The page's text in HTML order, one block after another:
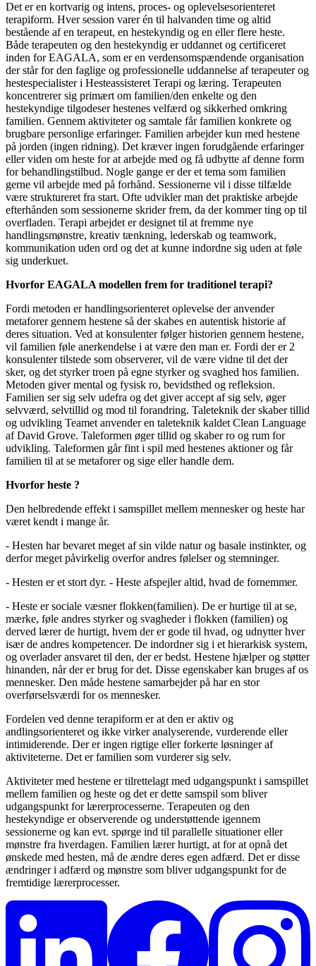
Det er en kortvarig og intens, proces- og oplevelsesorienteret
terapiform. Hver session varer én til halvanden time og altid
bestående af en terapeut, en hestekyndig og en eller flere heste.
Både terapeuten og den hestekyndig er uddannet og certificeret
inden for EAGALA, som er en verdensomspændende organisation
der står for den faglige og professionelle uddannelse af terapeuter og
hestespecialister i Hesteassisteret Terapi og læring. Terapeuten
koncentrerer sig primært om familien/den enkelte og den
hestekyndige tilgodeser hestenes velfærd og sikkerhed omkring
familien. Gennem aktiviteter og samtale får familien konkrete og
brugbare personlige erfaringer. Familien arbejder kun med hestene
på jorden (ingen ridning). Det kræver ingen forudgående erfaringer
eller viden om heste for at arbejde med og få udbytte af denne form
for behandlingstilbud. Nogle gange er der et tema som familien
gerne vil arbejde med på forhånd. Sessionerne vil i disse tilfælde
være struktureret fra start. Ofte udvikler man det praktiske arbejde
efterhånden som sessionerne skrider frem, da der kommer ting op til
overfladen. Terapi arbejdet er designet til at fremme nye
handlingsmønstre, kreativ tænkning, lederskab og teamwork,
kommunikation uden ord og det at kunne indordne sig uden at føle
sig underkuet.
Hvorfor EAGALA modellen frem for traditionel terapi?
Fordi metoden er handlingsorienteret oplevelse der anvender
metaforer gennem hestene så der skabes en autentisk historie af
deres situation. Ved at konsulenter følger historien gennem hestene,
vil familien føle anerkendelse i at være den man er. Fordi der er 2
konsulenter tilstede som observerer, vil de være vidne til det der
sker, og det styrker troen på egne styrker og svaghed hos familien.
Metoden giver mental og fysisk ro, bevidsthed og refleksion.
Familien ser sig selv udefra og det giver accept af sig selv, øger
selvværd, selvtillid og mod til forandring. Taleteknik der skaber tillid
og udvikling Teamet anvender en taleteknik kaldet Clean Language
af David Grove. Taleformen øger tillid og skaber ro og rum for
udvikling. Taleformen går fint i spil med hestenes aktioner og får
familien til at se metaforer og sige eller handle dem.
Hvorfor heste ?
Den helbredende effekt i samspillet mellem mennesker og heste har
været kendt i mange år.
- Hesten har bevaret meget af sin vilde natur og basale instinkter, og
derfor meget påvirkelig overfor andres følelser og stemninger.
- Hesten er et stort dyr. - Heste afspejler altid, hvad de fornemmer.
- Heste er sociale væsner flokken(familien). De er hurtige til at se,
mærke, føle andres styrker og svagheder i flokken (familien) og
derved lærer de hurtigt, hvem der er gode til hvad, og udnytter hver
især de andres kompetencer. De indordner sig i et hierarkisk system,
og overlader ansvaret til den, der er bedst. Hestene hjælper og støtter
hinanden, når der er brug for det. Disse egenskaber kan bruges af os
mennesker. Den måde hestene samarbejder på har en stor
overførselsværdi for os mennesker.
Fordelen ved denne terapiform er at den er aktiv og
andlingsorienteret og ikke virker analyserende, vurderende eller
intimiderende. Der er ingen rigtige eller forkerte løsninger af
aktiviteterne. Det er familien som vurderer sig selv.
Aktiviteter med hestene er tilrettelagt med udgangspunkt i samspillet
mellem familien og heste og det er dette samspil som bliver
udgangspunkt for lærerprocesserne. Terapeuten og den
hestekyndige er observerende og understøttende igennem
sessionerne og kan evt. spørge ind til parallelle situationer eller
mønstre fra hverdagen. Familien lærer hurtigt, at for at opnå det
ønskede med hesten, må de ændre deres egen adfærd. Det er disse
ændringer i adfærd og mønstre som bliver udgangspunkt for de
fremtidige lærerprocesser.